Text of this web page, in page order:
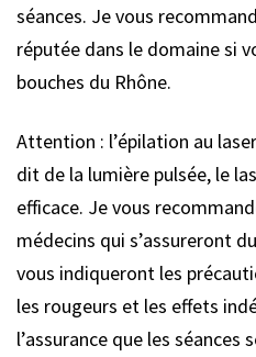
séances. Je vous
réputée dans le domaine si
bouches du Rhône.
Attention : l’épilation au
dit de la lumière pulsée, le
efficace. Je vous
médecins qui s’assureront
vous indiqueront les
les rougeurs et les effets
l’assurance que les